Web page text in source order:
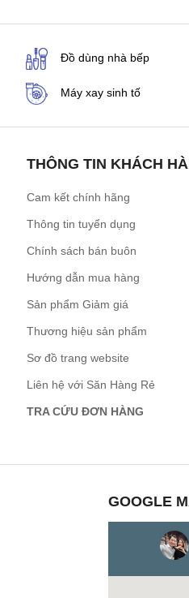
Đồ dùng nhà bếp
Máy xay sinh tố
THÔNG TIN KHÁCH
Cam kết chính hãng
Thông tin tuyển dụng
Chính sách bán buôn
Hướng dẫn mua hàng
Sản phẩm Giảm giá
Thương hiệu sản phẩm
Sơ đồ trang website
Liên hệ với Săn Hàng Rẻ
TRA CỨU ĐƠN HÀNG
GOOGLE